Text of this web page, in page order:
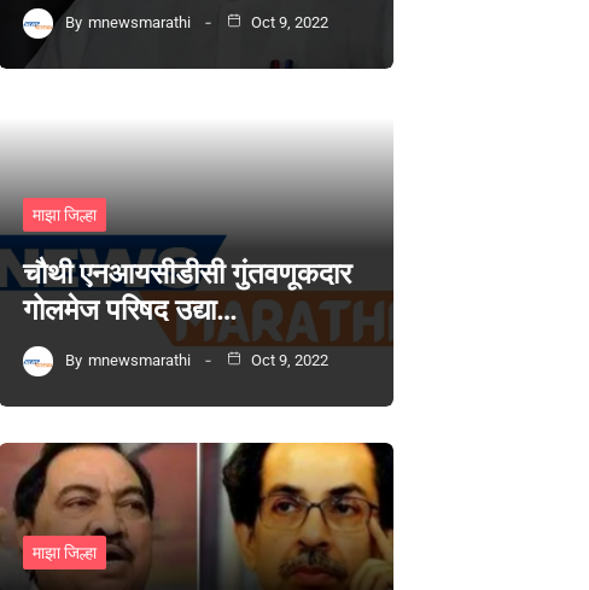
By mnewsmarathi Oct 9, 2022
माझा जिल्हा
चौथी एनआयसीडीसी गुंतवणूकदार
गोलमेज परिषद उद्या…
By mnewsmarathi Oct 9, 2022
माझा जिल्हा